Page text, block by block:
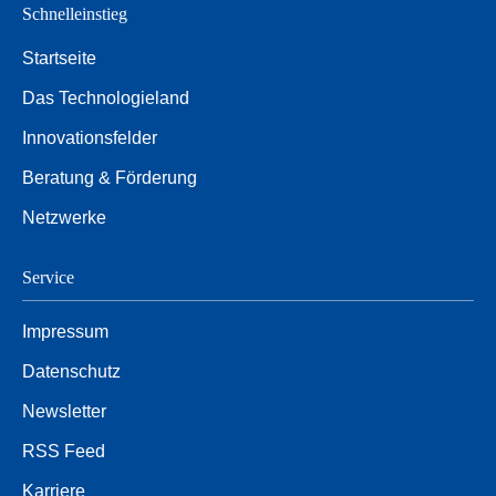
Schnelleinstieg
Startseite
Das Technologieland
Innovationsfelder
Beratung & Förderung
Netzwerke
Service
Impressum
Datenschutz
Newsletter
RSS Feed
Karriere